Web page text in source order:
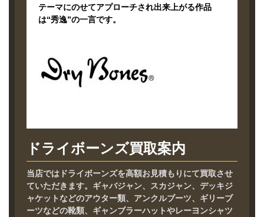
テーマにのせてアプローチされ出来上がる作品
は“秀逸”の一言です。
ドライボーンズ買取案内
当店ではドライボーンズを高額お見積もりにて買取させ
ていただきます。ギャバジャン、スカジャン、デッキジ
ャケットなどのアウター類、アンクルブーツ、ギリーブ
ーツなどの靴類、ギャンブラーハットやレーヨンシャツ